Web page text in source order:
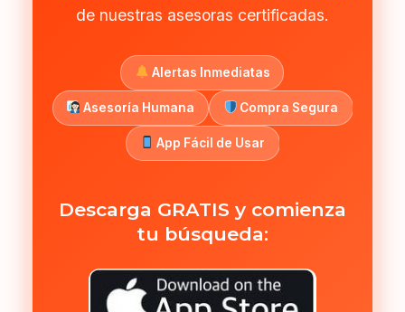
de nuestras asesoras certificadas.
Alertas Inmediatas
Asesoría Humana Compra Segura
App Fácil de Usar
Descarga GRATIS y comienza
tu búsqueda: